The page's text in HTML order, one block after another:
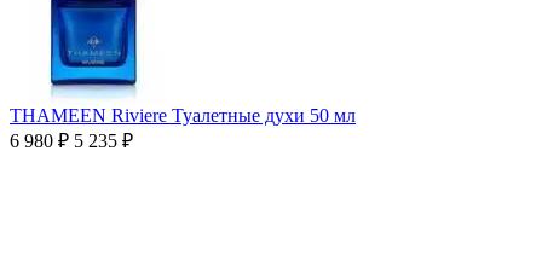
THAMEEN Riviere Туалетные духи 50 мл
6 980 ₽ 5 235 ₽